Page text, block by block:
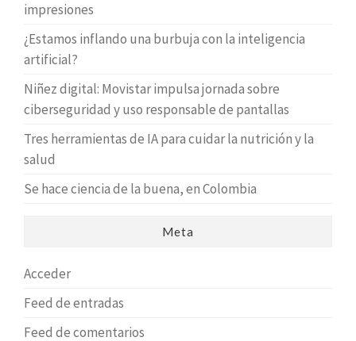
impresiones
¿Estamos inflando una burbuja con la inteligencia
artificial?
Niñez digital: Movistar impulsa jornada sobre
ciberseguridad y uso responsable de pantallas
Tres herramientas de IA para cuidar la nutrición y la
salud
Se hace ciencia de la buena, en Colombia
Meta
Acceder
Feed de entradas
Feed de comentarios